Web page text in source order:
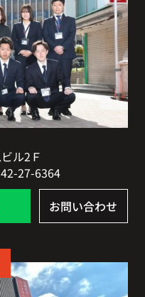
ル2Ｆ
27-6364
お問い合わせ